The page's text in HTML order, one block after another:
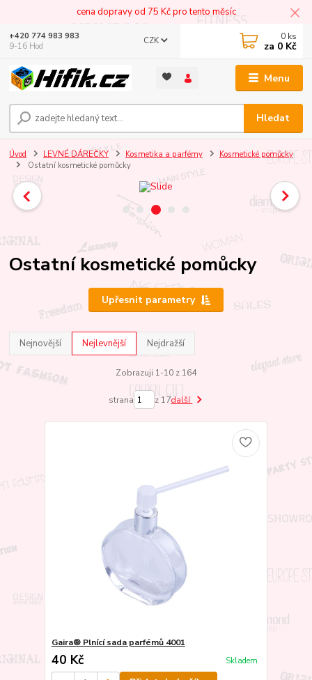
cena dopravy od 75 Kč pro tento měsíc
Menu
CZK
Hledat
+420 774 983 983
9-16 Hod
0 ks
za 0 Kč
Úvod LEVNÉ DÁREČKY Kosmetika a parfémy
Kosmetické pomůcky
Ostatní kosmetické pomůcky
Ostatní kosmetické pomůcky
Upřesnit parametry
Nejnovější Nejlevnější Nejdražší
Zobrazuji 1-10 z 164
strana z 17další
Gaira® Plnící sada parfémů 4001
40 Kč Skladem